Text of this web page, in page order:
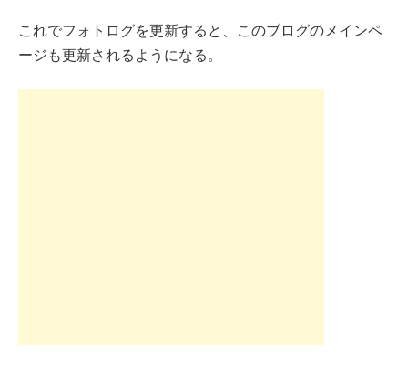
これでフォトログを更新すると、このブログのメインペ
ージも更新されるようになる。